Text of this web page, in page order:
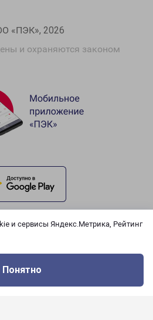
и сервисы Яндекс.Метрика, Рейтинг
Понятно
«ПЭК», 2026
и охраняются законом